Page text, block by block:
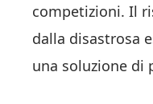
competizioni. Il
dalla disastrosa
una soluzione di